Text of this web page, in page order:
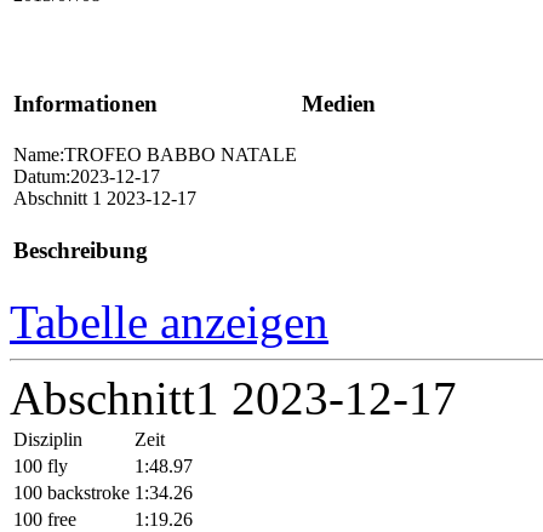
Informationen Medien
Name:TROFEO BABBO NATALE
Datum:2023-12-17
Abschnitt 1 2023-12-17
Beschreibung
Tabelle anzeigen
Abschnitt1 2023-12-17
Disziplin
Zeit
100 fly
1:48.97
100 backstroke 1:34.26
100 free
1:19.26